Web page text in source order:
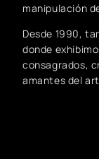
manipulación
Desde 1990,
donde
consagrados,
amantes del